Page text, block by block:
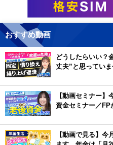
おすすめ動画
どうしたらいい？
丈夫”と思ってい
【動画セミナー】
資金セミナー／FP
【動画で見る】今